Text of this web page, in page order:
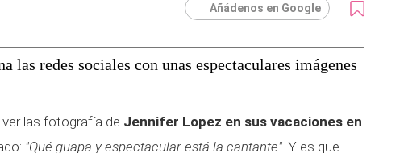
Añádenos en Google
las redes sociales con unas espectaculares imágenes
las fotografía de Jennifer Lopez en sus vacaciones en
"Qué guapa y espectacular está la cantante". Y es que